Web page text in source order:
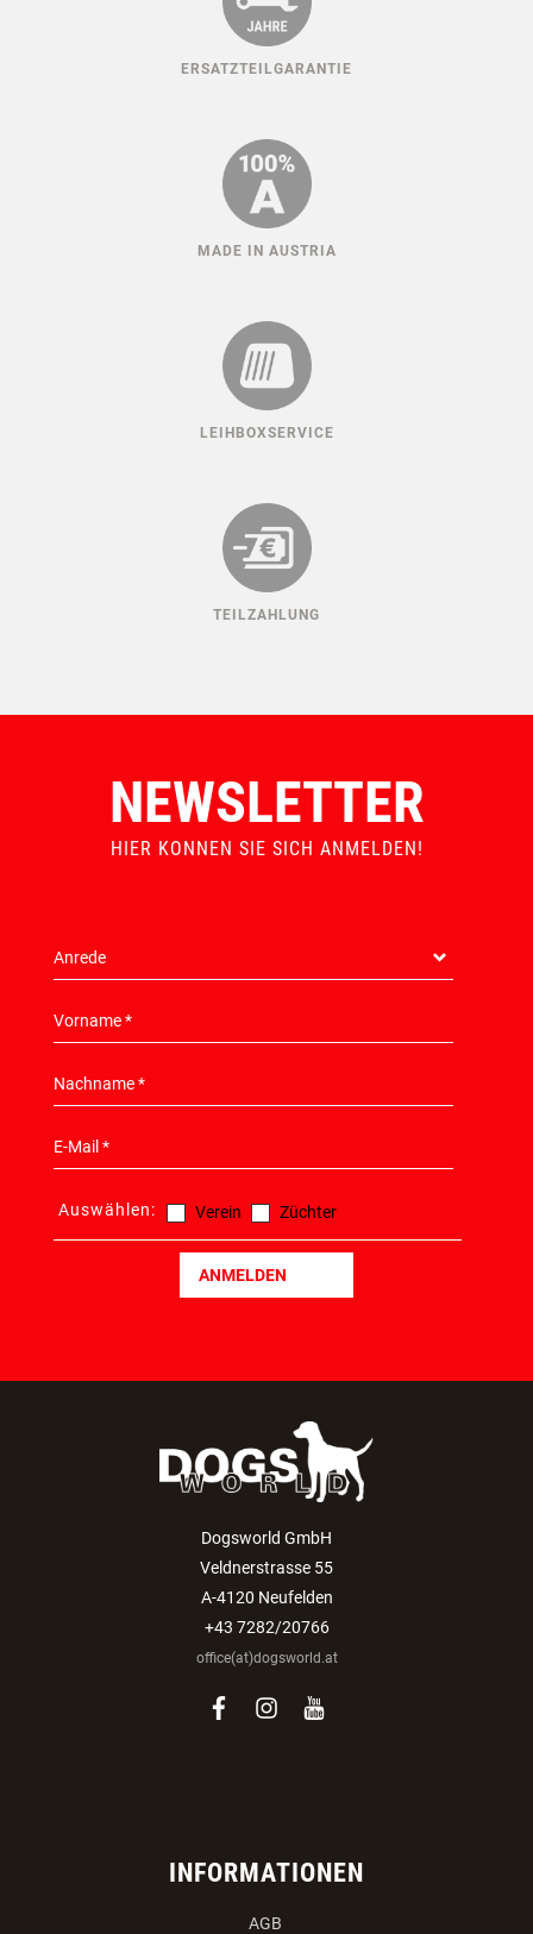
ERSATZTEILGARANTIE
MADE IN AUSTRIA
LEIHBOXSERVICE
TEILZAHLUNG
NEWSLETTER
HIER KONNEN SIE SICH ANMELDEN!
Auswählen: Verein Züchter
ANMELDEN
Dogsworld GmbH
Veldnerstrasse 55
A-4120 Neufelden
+43 7282/20766
office(at)dogsworld.at
facebook
instagram
youtube
INFORMATIONEN
AGB